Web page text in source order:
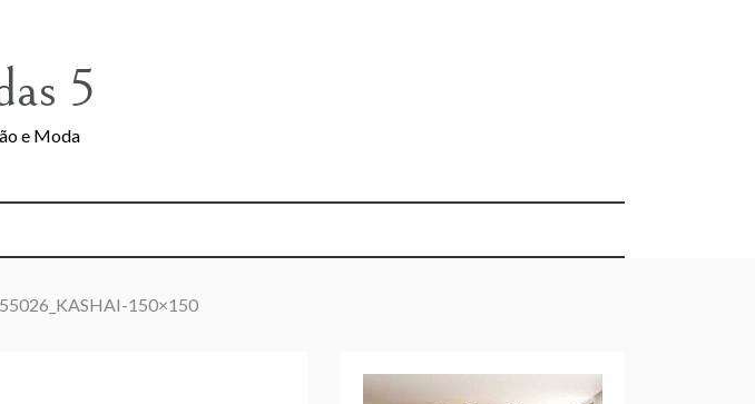
5
e Moda
150×150